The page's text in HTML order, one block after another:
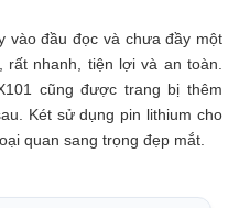
vào đầu đọc và chưa đầy một
nhanh, tiện lợi và an toàn.
cũng được trang bị thêm
Két sử dụng pin lithium cho
quan sang trọng đẹp mắt.